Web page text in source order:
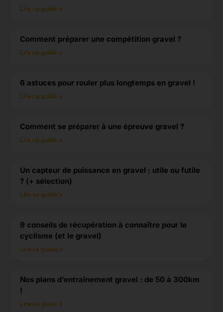
Lire ce guide »
Comment préparer une compétition gravel ?
Lire ce guide »
6 astuces pour rouler plus longtemps en gravel !
Lire ce guide »
Comment se préparer à une épreuve gravel ?
Lire ce guide »
Un capteur de puissance en gravel : utile ou futile
? (+ sélection)
Lire ce guide »
9 conseils de récupération à connaître pour le
cyclisme (et le gravel)
Lire ce guide »
Nos plans d’entraînement gravel : de 50 à 300km
!
Lire ce guide »